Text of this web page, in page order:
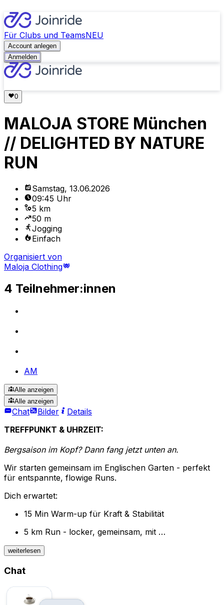
Für Clubs und TeamsNEU
Account anlegen
Anmelden
MALOJA STORE München
// DELIGHTED BY NATURE
RUN
Samstag, 13.06.2026
09:45 Uhr
5 km
50 m
Jogging
Einfach
Organisiert von
Maloja Clothing
4 Teilnehmer:innen
AM
Alle anzeigen
Alle anzeigen
Chat Bilder
Details
TREFFPUNKT & UHRZEIT:
Bergsaison im Kopf? Dann fang jetzt unten an.
Wir starten gemeinsam im Englischen Garten - perfekt
für entspannte, flowige Runs.
Dich erwartet:
15 Min Warm-up für Kraft & Stabilität
5 km Run - locker, gemeinsam, mit …
weiterlesen
Chat